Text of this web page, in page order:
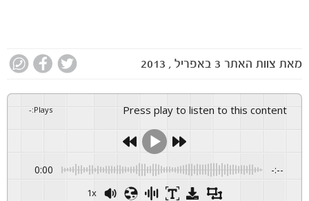
מאת צוות האתר 3 באפריל , 2013
Press play to listen to this content
Plays
:
-
0:00 -:--
1x